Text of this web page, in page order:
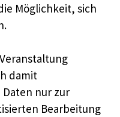
Möglichkeit, sich
damit
nur zur
Bearbeitung